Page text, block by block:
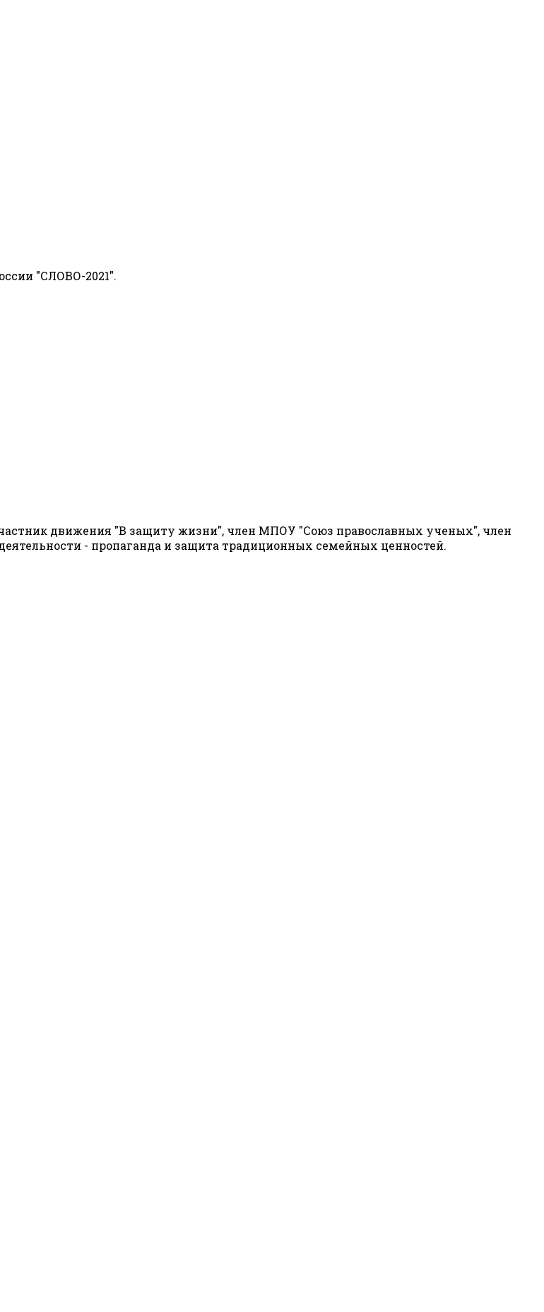
"СЛОВО-2021".
движения "В защиту жизни", член МПОУ "Союз православных ученых", член
- пропаганда и защита традиционных семейных ценностей.